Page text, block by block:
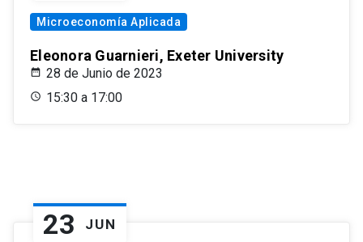
Microeconomía Aplicada
Eleonora Guarnieri, Exeter University
28 de Junio de 2023
15:30 a 17:00
23 JUN